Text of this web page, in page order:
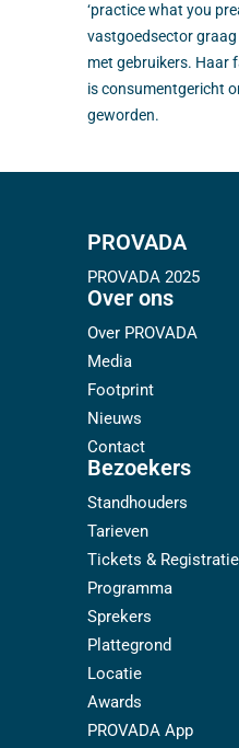
‘practice what you
vastgoedsector graag
met gebruikers. Haar
is consumentgericht
geworden.
PROVADA
PROVADA 2025
Over ons
Over PROVADA
Media
Footprint
Nieuws
Contact
Bezoekers
Standhouders
Tarieven
Tickets & Registratie
Programma
Sprekers
Plattegrond
Locatie
Awards
PROVADA App